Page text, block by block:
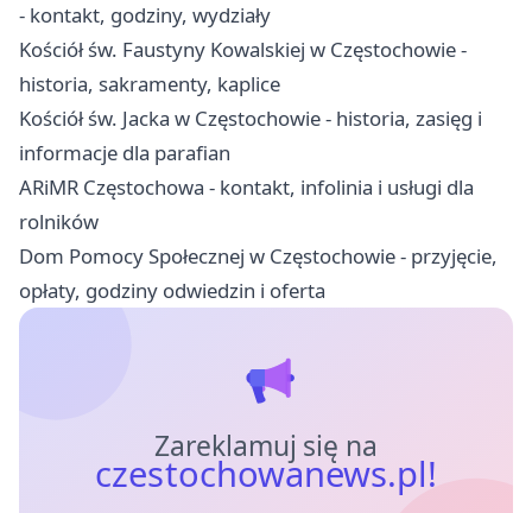
- kontakt, godziny, wydziały
Kościół św. Faustyny Kowalskiej w Częstochowie -
historia, sakramenty, kaplice
Kościół św. Jacka w Częstochowie - historia, zasięg i
informacje dla parafian
ARiMR Częstochowa - kontakt, infolinia i usługi dla
rolników
Dom Pomocy Społecznej w Częstochowie - przyjęcie,
opłaty, godziny odwiedzin i oferta
Zareklamuj się na
czestochowanews.pl!